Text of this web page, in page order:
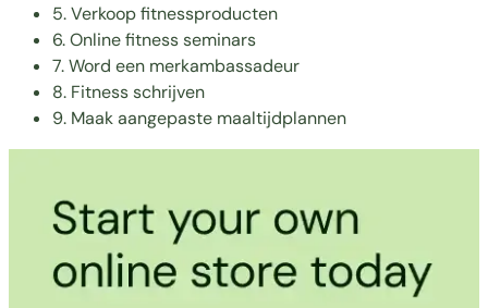
5. Verkoop fitnessproducten
6. Online fitness seminars
7. Word een merkambassadeur
8. Fitness schrijven
9. Maak aangepaste maaltijdplannen